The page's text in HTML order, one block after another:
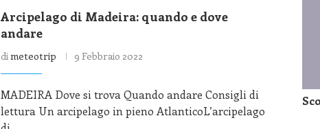
Arcipelago di Madeira: quando e dove
andare
di meteotrip 9 Febbraio 2022
MADEIRA Dove si trova Quando andare Consigli di
lettura Un arcipelago in pieno AtlanticoL’arcipelago